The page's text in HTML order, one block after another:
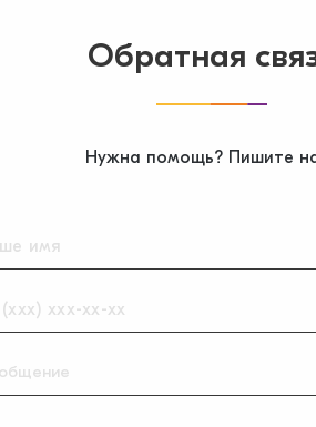
Обратная
Нужна помощь? Пишите